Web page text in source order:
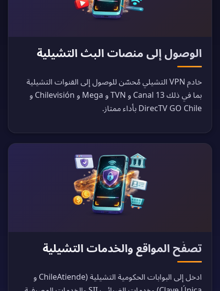
الوصول إلى منصات البث التشيلية
خادم VPN التشيلي مُحسّن للوصول إلى القنوات التشيلية
بما في ذلك Canal 13 و TVN و Mega و Chilevisión و
DirecTV GO Chile بأداء ممتاز.
تصفّح المواقع والخدمات التشيلية
ادخل إلى البوابات الحكومية التشيلية (ChileAtiende و